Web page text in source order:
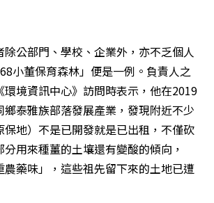
公部門、學校、企業外，亦不乏個人
小董保育森林」便是一例。負責人之
環境資訊中心》訪問時表示，他在2019
泰雅族部落發展產業，發現附近不少
保地）不是已開發就是已出租，不僅砍
用來種薑的土壤還有變酸的傾向，
農藥味」，這些祖先留下來的土地已遭